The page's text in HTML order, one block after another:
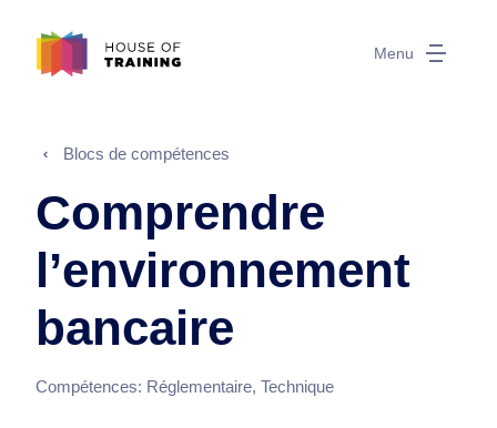
Menu
Blocs de compétences
Comprendre
l’environnement
bancaire
Compétences: Réglementaire, Technique